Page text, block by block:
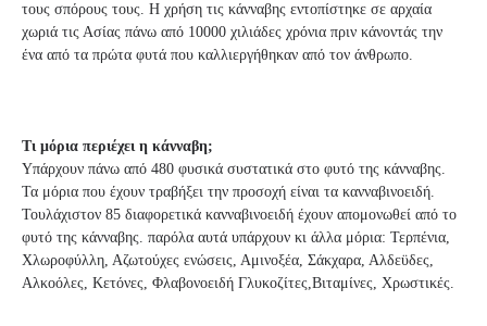
τους σπόρους τους. Η χρήση τις κάνναβης εντοπίστηκε σε αρχαία
χωριά τις Ασίας πάνω από 10000 χιλιάδες χρόνια πριν κάνοντάς την
ένα από τα πρώτα φυτά που καλλιεργήθηκαν από τον άνθρωπο.
Τι μόρια περιέχει η κάνναβη;
Υπάρχουν πάνω από 480 φυσικά συστατικά στο φυτό της κάνναβης.
Τα μόρια που έχουν τραβήξει την προσοχή είναι τα κανναβινοειδή.
Τουλάχιστον 85 διαφορετικά κανναβινοειδή έχουν απομονωθεί από το
φυτό της κάνναβης. παρόλα αυτά υπάρχουν κι άλλα μόρια: Τερπένια,
Χλωροφύλλη, Αζωτούχες ενώσεις, Αμινοξέα, Σάκχαρα, Αλδεϋδες,
Αλκοόλες, Κετόνες, Φλαβονοειδή Γλυκοζίτες,Βιταμίνες, Χρωστικές.